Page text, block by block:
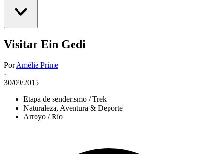
Visitar Ein Gedi
PorAmélie Prime
·
30/09/2015
Etapa de senderismo / Trek
Naturaleza, Aventura & Deporte
Arroyo / Río